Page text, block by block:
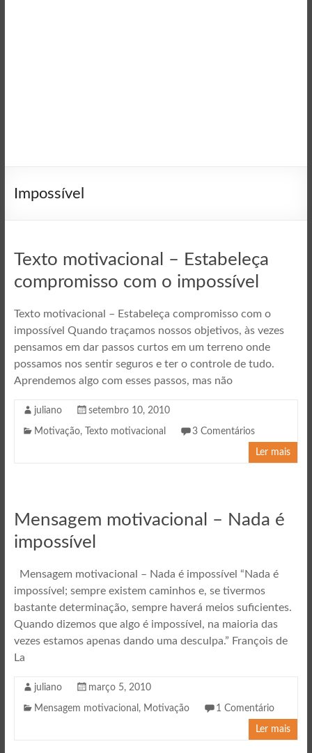
Impossível
Texto motivacional – Estabeleça
compromisso com o impossível
Texto motivacional – Estabeleça compromisso com o
impossível Quando traçamos nossos objetivos, às vezes
pensamos em dar passos curtos em um terreno onde
possamos nos sentir seguros e ter o controle de tudo.
Aprendemos algo com esses passos, mas não
juliano setembro 10, 2010
Motivação, Texto motivacional 3 Comentários
Ler mais
Mensagem motivacional – Nada é
impossível
Mensagem motivacional – Nada é impossível “Nada é
impossível; sempre existem caminhos e, se tivermos
bastante determinação, sempre haverá meios suficientes.
Quando dizemos que algo é impossível, na maioria das
vezes estamos apenas dando uma desculpa.” François de
La
juliano março 5, 2010
Mensagem motivacional , Motivação 1 Comentário
Ler mais